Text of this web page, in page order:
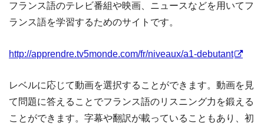
フランス語のテレビ番組や映画、ニュースなどを用いてフ
ランス語を学習するためのサイトです。
http://apprendre.tv5monde.com/fr/niveaux/a1-debutant
レベルに応じて動画を選択することができます。動画を見
て問題に答えることでフランス語のリスニング力を鍛える
ことができます。字幕や翻訳が載っていることもあり、初